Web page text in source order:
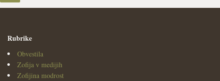
Rubrike
Obvestila
Zofija v medijih
Zofijina modrost